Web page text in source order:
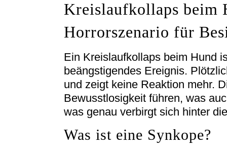
Kreislaufkollaps beim
Horrorszenario für
Ein Kreislaufkollaps beim Hund
beängstigendes Ereignis.
und zeigt keine Reaktion mehr.
Bewusstlosigkeit führen, was
was genau verbirgt sich hinter
Was ist eine Synkope?